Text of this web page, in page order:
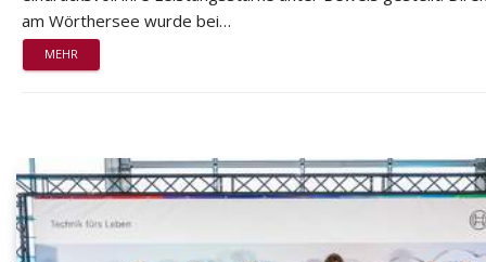
am Wörthersee wurde bei…
MEHR